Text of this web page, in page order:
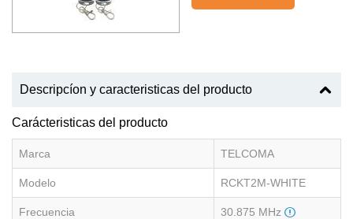
Descripcíon y caracteristicas del producto
Carácteristicas del producto
Marca TELCOMA
Modelo RCKT2M-WHITE
Frecuencia 30.875 MHz